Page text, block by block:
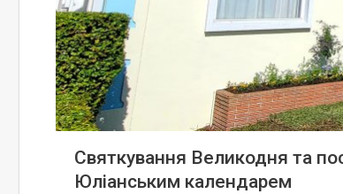
Святкування Великодня та
Юліанським календарем